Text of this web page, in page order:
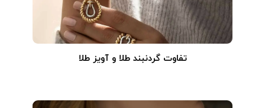
تفاوت گردنبند طلا و آویز طلا